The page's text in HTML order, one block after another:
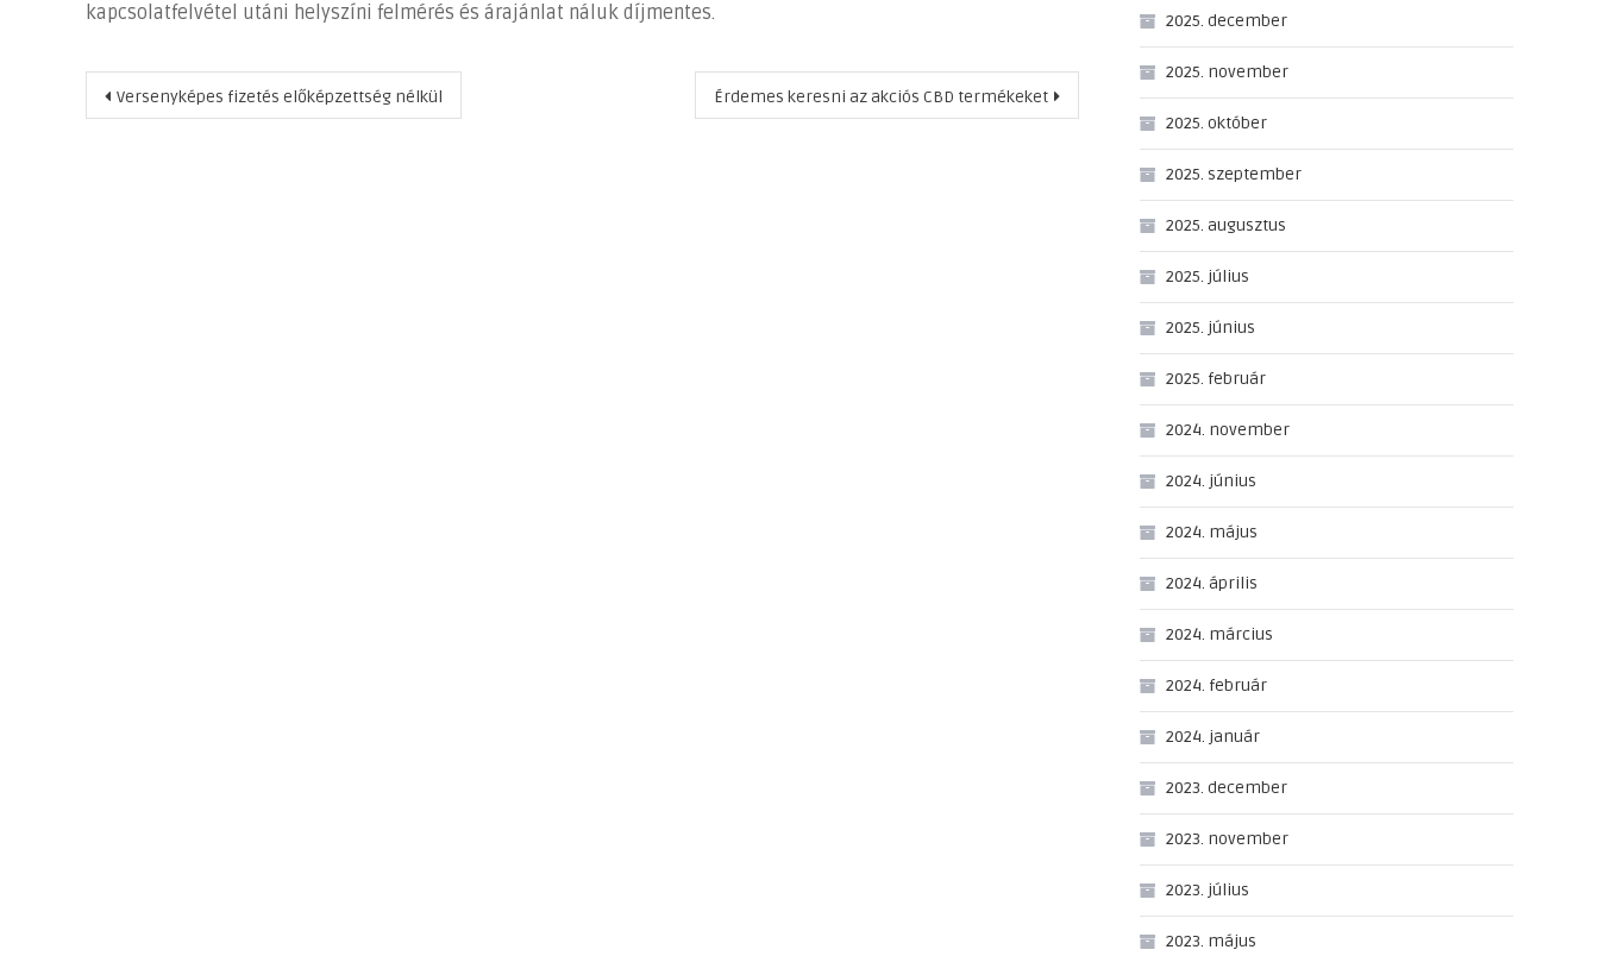
kapcsolatfelvétel utáni helyszíni felmérés és árajánlat náluk díjmentes.
Bejegyzés
Versenyképes fizetés előképzettség nélkül Érdemes keresni az akciós CBD termékeket
2025. december
2025. november
2025. október
2025. szeptember
2025. augusztus
2025. július
2025. június
2025. február
2024. november
2024. június
2024. május
2024. április
2024. március
2024. február
2024. január
2023. december
2023. november
2023. július
2023. május